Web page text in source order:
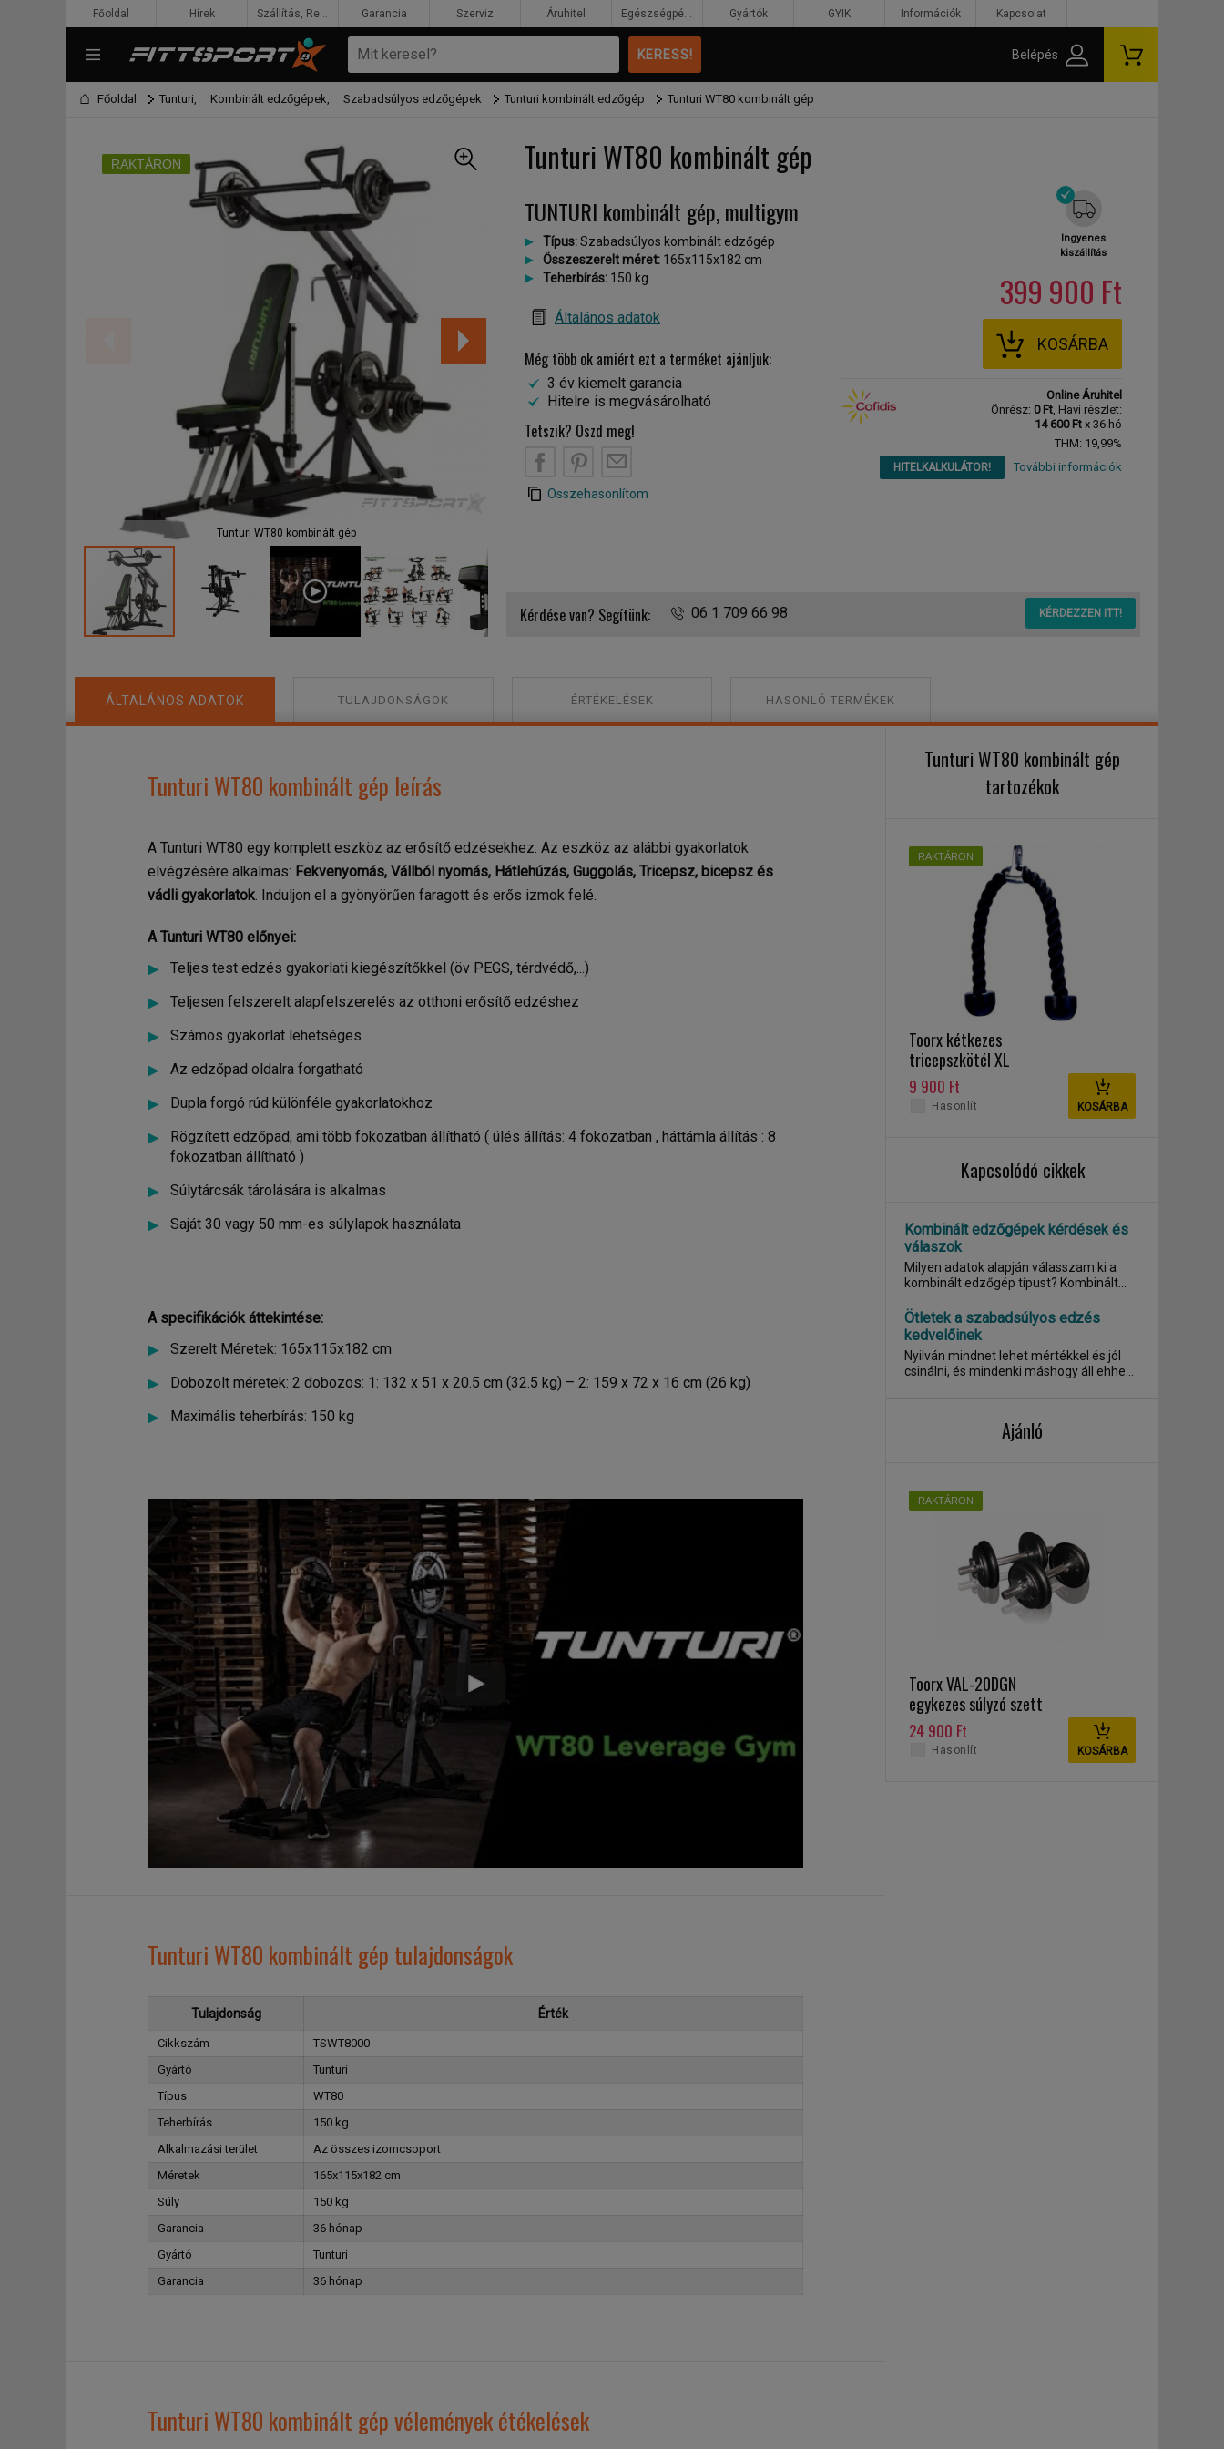
Főoldal Tunturi, Kombinált edzőgépek, Szabadsúlyos edzőgépek Tunturi kombinált edzőgép Tunturi WT80 kombinált gép
Tunturi WT80 kombinált gép
RAKTÁRON
Tunturi WT80 kombinált gép
Ingyenes
kiszállítás
399 900 Ft
KOSÁRBA
Online Áruhitel
Önrész: 0 Ft, Havi részlet:
14 600 Ft x 36 hó
THM: 19,99%
HITELKALKULÁTOR! További információk
TUNTURI kombinált gép, multigym
Típus:Szabadsúlyos kombinált edzőgép
Összeszerelt méret: 165x115x182 cm
Teherbírás: 150 kg
Általános adatok
Még több ok amiért ezt a terméket ajánljuk:
3 év kiemelt garancia
Hitelre is megvásárolható
Tetszik? Oszd meg!
Összehasonlítom
Kérdése van? Segítünk: 06 1 709 66 98 KÉRDEZZEN ITT!
ÁLTALÁNOS ADATOK TULAJDONSÁGOK ÉRTÉKELÉSEK HASONLÓ TERMÉKEK
Tunturi WT80 kombinált gép leírás
A Tunturi WT80 egy komplett eszköz az erősítő edzésekhez. Az eszköz az alábbi gyakorlatok
elvégzésére alkalmas: Fekvenyomás, Vállból nyomás, Hátlehúzás, Guggolás, Tricepsz, bicepsz és
vádli gyakorlatok. Induljon el a gyönyörűen faragott és erős izmok felé.
A Tunturi WT80 előnyei:
Teljes test edzés gyakorlati kiegészítőkkel (öv PEGS, térdvédő,...)
Teljesen felszerelt alapfelszerelés az otthoni erősítő edzéshez
Számos gyakorlat lehetséges
Az edzőpad oldalra forgatható
Dupla forgó rúd különféle gyakorlatokhoz
Rögzített edzőpad, ami több fokozatban állítható ( ülés állítás: 4 fokozatban , háttámla állítás : 8
fokozatban állítható )
Súlytárcsák tárolására is alkalmas
Saját 30 vagy 50 mm-es súlylapok használata
A specifikációk áttekintése:
Szerelt Méretek: 165x115x182 cm
Dobozolt méretek: 2 dobozos: 1: 132 x 51 x 20.5 cm (32.5 kg) – 2: 159 x 72 x 16 cm (26 kg)
Maximális teherbírás: 150 kg
Tunturi WT80 kombinált gép tulajdonságok
Tulajdonság Érték
Cikkszám
TSWT8000
Gyártó
Tunturi
Típus
WT80
Teherbírás
150 kg
Alkalmazási terület
Az összes izomcsoport
Méretek
165x115x182 cm
Súly
150 kg
Garancia
36 hónap
Gyártó
Tunturi
Garancia
36 hónap
Tunturi WT80 kombinált gép vélemények étékelések
Tunturi WT80 kombinált gép
tartozékok
RAKTÁRON
Toorx kétkezes
tricepszkötél XL
9 900 Ft
KOSÁRBA
Hasonlít
Kapcsolódó cikkek
Kombinált edzőgépek kérdések és
válaszok
Milyen adatok alapján válasszam ki a
kombinált edzőgép típust? Kombinált
Ötletek a szabadsúlyos edzés
kedvelőinek
Nyilván mindnet lehet mértékkel és jól
csinálni, és mindenki máshogy áll ehhez
Ajánló
RAKTÁRON
Toorx VAL-20DGN
egykezes súlyzó szett
20 kg
24 900 Ft
KOSÁRBA
Hasonlít
Főoldal Hírek Szállítás, Rendelés, Fizetés Garancia Szerviz Áruhitel Egészségpénztár Gyártók GYIK Információk Kapcsolat
Belépés